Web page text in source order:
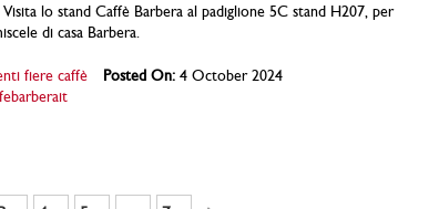
lo stand Caffè Barbera al padiglione 5C stand H207, per
di casa Barbera.
fiere caffè Posted On:4 October 2024